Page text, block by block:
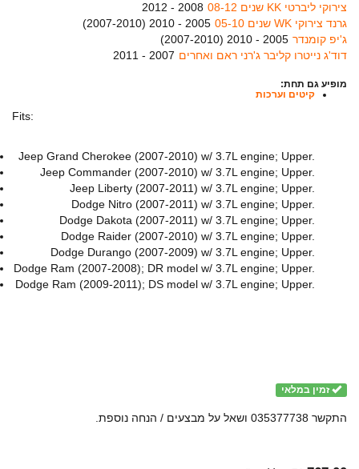
צירוקי ליברטי KK שנים 08-12
2008 - 2012
גרנד צירוקי WK שנים 05-10
2005 - 2010 (
2007-2010
)
ג'יפ קומנדר 2005 - 2010 (
2007-2010
)
דוד'ג נייטרו קליבר ג'רני ראם ואחרים 2007 - 2011
מופיע גם תחת:
קיטים וערכות
Fits:
Jeep Grand Cherokee (2007-2010) w/ 3.7L engine; Upper.
Jeep Commander (2007-2010) w/ 3.7L engine; Upper.
Jeep Liberty (2007-2011) w/ 3.7L engine; Upper.
Dodge Nitro (2007-2011) w/ 3.7L engine; Upper.
Dodge Dakota (2007-2011) w/ 3.7L engine; Upper.
Dodge Raider (2007-2010) w/ 3.7L engine; Upper.
Dodge Durango (2007-2009) w/ 3.7L engine; Upper.
Dodge Ram (2007-2008); DR model w/ 3.7L engine; Upper.
Dodge Ram (2009-2011); DS model w/ 3.7L engine; Upper.
זמין במלאי
התקשר 035377738 ושאל על מבצעים / הנחה נוספת.